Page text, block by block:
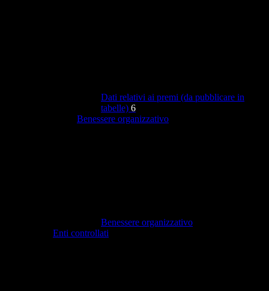
Dati relativi ai premi (da pubblicare in
tabelle) 6
Benessere organizzativo
Benessere organizzativo
Enti controllati